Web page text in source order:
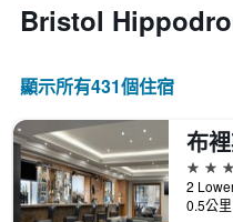
Bristol
顯示所有431​個住宿
4星級
0.5公